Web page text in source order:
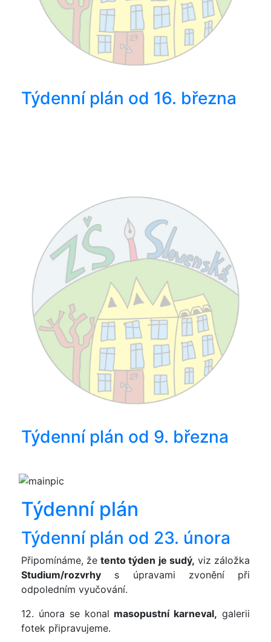
Týdenní plán od 16. března
Týdenní plán od 9. března
Týdenní plán
Týdenní plán od 23. února
Připomínáme, žetento týden je sudý, viz záložka
Studium/rozvrhy s úpravami zvonění při
odpoledním vyučování.
12. února se konal masopustní karneval, galerii
fotek připravujeme.